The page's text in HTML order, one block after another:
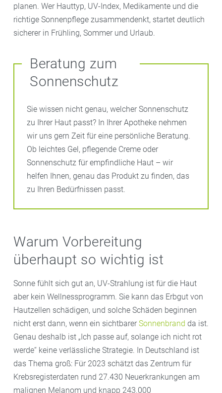
planen. Wer Hauttyp, UV-Index, Medikamente und die
richtige Sonnenpflege zusammendenkt, startet deutlich
sicherer in Frühling, Sommer und Urlaub.
Beratung zum
Sonnenschutz
Sie wissen nicht genau, welcher Sonnenschutz
zu Ihrer Haut passt? In Ihrer Apotheke nehmen
wir uns gern Zeit für eine persönliche Beratung.
Ob leichtes Gel, pflegende Creme oder
Sonnenschutz für empfindliche Haut – wir
helfen Ihnen, genau das Produkt zu finden, das
zu Ihren Bedürfnissen passt.
Warum Vorbereitung
überhaupt so wichtig ist
Sonne fühlt sich gut an, UV-Strahlung ist für die Haut
aber kein Wellnessprogramm. Sie kann das Erbgut von
Hautzellen schädigen, und solche Schäden beginnen
nicht erst dann, wenn ein sichtbarer Sonnenbrand da ist.
Genau deshalb ist „Ich passe auf, solange ich nicht rot
werde“ keine verlässliche Strategie. In Deutschland ist
das Thema groß: Für 2023 schätzt das Zentrum für
Krebsregisterdaten rund 27.430 Neuerkrankungen am
malignen Melanom und knapp 243.000